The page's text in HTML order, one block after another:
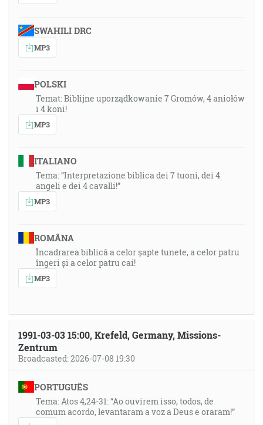
SWAHILI DRC
MP3
POLSKI
Temat: Biblijne uporządkowanie 7 Gromów, 4 aniołów
i 4 koni!
MP3
ITALIANO
Tema: “Interpretazione biblica dei 7 tuoni, dei 4
angeli e dei 4 cavalli!”
MP3
ROMÂNA
Încadrarea biblică a celor șapte tunete, a celor patru
îngeri și a celor patru cai!
MP3
1991-03-03 15:00, Krefeld, Germany, Missions-
Zentrum
Broadcasted: 2026-07-08 19:30
PORTUGUÊS
Tema: Atos 4,24-31: “Ao ouvirem isso, todos, de
comum acordo, levantaram a voz a Deus e oraram!”